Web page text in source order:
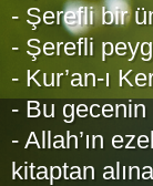
- Şerefli bir
- Şerefli
- Kur’an-ı
- Bu gecenin
- Allah’ın
kitaptan